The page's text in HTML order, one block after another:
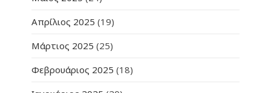
Απρίλιος 2025 (19)
Μάρτιος 2025 (25)
Φεβρουάριος 2025 (18)